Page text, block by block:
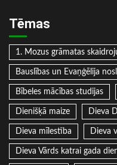
Tēmas
1. Mozus grāmatas
Bauslības un Evaņģēlija
Bībeles mācības studijas
Dienišķā maize Dieva
Dieva mīlestība Dieva
Dieva Vārds katrai gada